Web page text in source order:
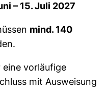
– 15. Juli 2027
mind. 140
eine vorläufige
mit Ausweisung